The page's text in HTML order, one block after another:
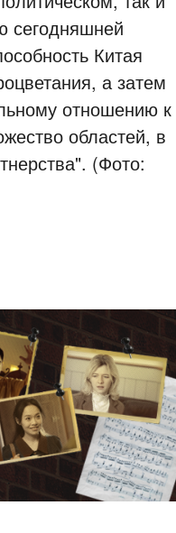
сегодняшней
Китая
а затем
отношению к
областей, в
(Фото: